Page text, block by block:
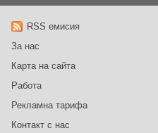
RSS емисия
За нас
Карта на сайта
Работа
Рекламна тарифа
Контакт с нас